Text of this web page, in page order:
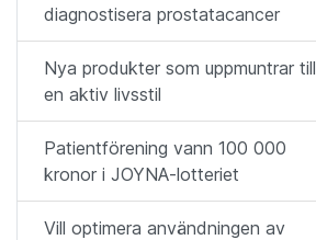
diagnostisera prostatacancer
Nya produkter som uppmuntrar till
en aktiv livsstil
Patientförening vann 100 000
kronor i JOYNA-lotteriet
Vill optimera användningen av